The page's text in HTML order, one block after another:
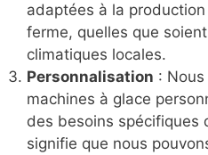
adaptées à la
ferme, quelles que
climatiques locales.
Personnalisation :
machines à glace
des besoins spécifiques
signifie que nous